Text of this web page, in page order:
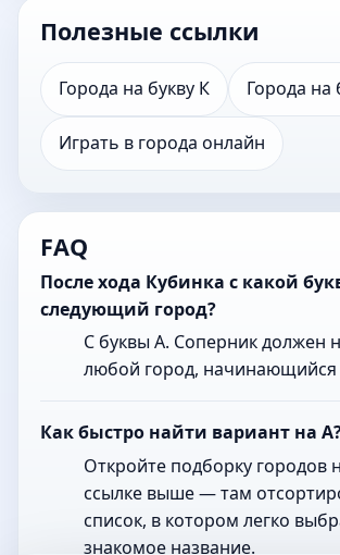
Полезные ссылки
Города на букву К Города на
Играть в города онлайн
FAQ
После хода Кубинка с какой
следующий город?
С буквы А. Соперник должен
любой город, начинающийся
Как быстро найти вариант на
Откройте подборку городов
ссылке выше — там
список, в котором легко
знакомое название.